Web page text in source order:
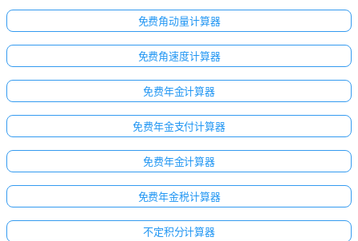
免费角动量计算器
免费角速度计算器
免费年金计算器
免费年金支付计算器
免费年金计算器
免费年金税计算器
不定积分计算器